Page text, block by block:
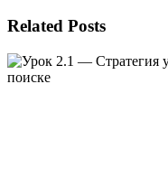
Related Posts